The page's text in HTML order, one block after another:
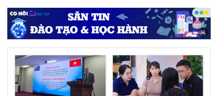
kinh nghiệm trong ngành. Bên cạnh là đơn vị
chuyên cung cấp, lắp đặt, sửa chữa các thiết bị
ngành nước, chúng tôi là đại lý và nhà phân phối
độc quyền của nhiều thương hiệu uy tín trên thị
trường Châu Âu và Châu Mỹ.
- Các sản phẩm ngành nước chúng tôi chọn lọc
cho khách hàng của mình được sản xuất dựa